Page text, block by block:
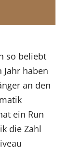
so beliebt
haben
an den
ein Run
die Zahl